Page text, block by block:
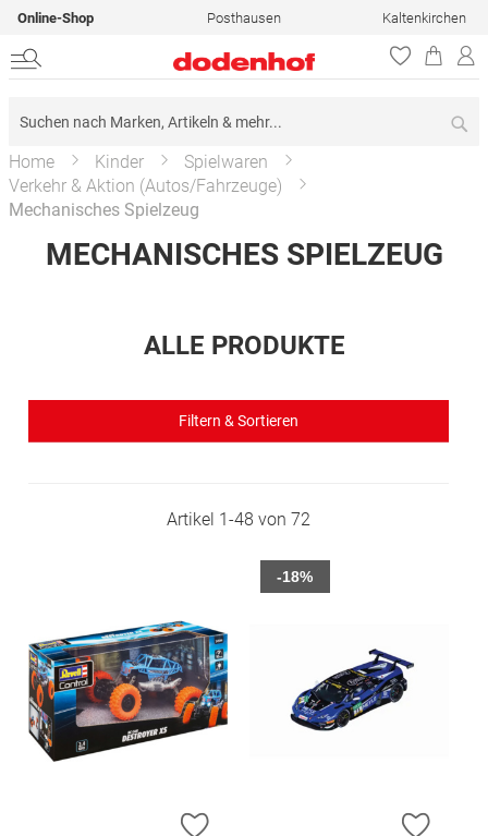
Online-Shop Posthausen Kaltenkirchen
Home Kinder
Spielwaren
Verkehr & Aktion (Autos/Fahrzeuge)
Mechanisches Spielzeug
MECHANISCHES SPIELZEUG
ALLE PRODUKTE
Filtern & Sortieren
Artikel 1-48 von 72
ZUR WUNSCHLISTE HINZUFÜGEN
ZUR
-18%